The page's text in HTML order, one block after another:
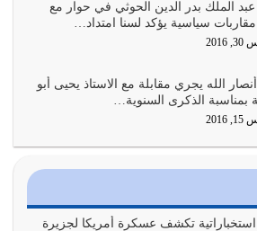
الأمة الابتعاد عن كتاب الله والتعدي
للدين
هو الإعراض عن ذكر الله وعن هدى الله
أكثر ولاءً وطاعة للشيطان كلما كانوا
عبد الملك بدر الدين الحوثي في حوار مع
سياسية يؤكد لسنا امتداد…
الله يجري مقابلة مع الاستاذ يحيى أبو
بمناسبة الذكرى السنوية…
استخباراتية تكشف عسكرة أمريكا لجزيرة